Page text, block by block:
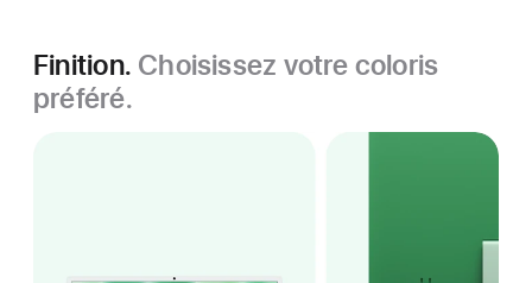
Finition. Choisissez votre coloris
préféré.